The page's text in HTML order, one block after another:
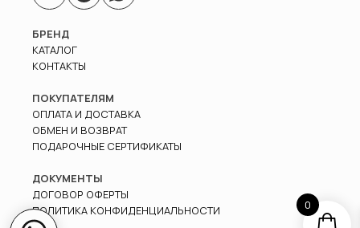
БРЕНД
КАТАЛОГ
КОНТАКТЫ
ПОКУПАТЕЛЯМ
ОПЛАТА И ДОСТАВКА
ОБМЕН И ВОЗВРАТ
ПОДАРОЧНЫЕ СЕРТИФИКАТЫ
ДОКУМЕНТЫ
ДОГОВОР ОФЕРТЫ
ПОЛИТИКА КОНФИДЕНЦИАЛЬНОСТИ
0